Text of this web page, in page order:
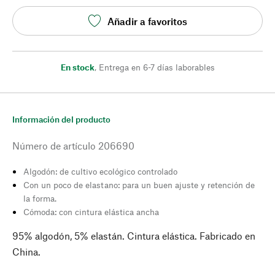
Añadir a favoritos
En stock, Entrega en 6-7 días laborables
Información del producto
Número de artículo 206690
Algodón: de cultivo ecológico controlado
Con un poco de elastano: para un buen ajuste y retención de
la forma.
Cómoda: con cintura elástica ancha
95% algodón, 5% elastán. Cintura elástica. Fabricado en
China.